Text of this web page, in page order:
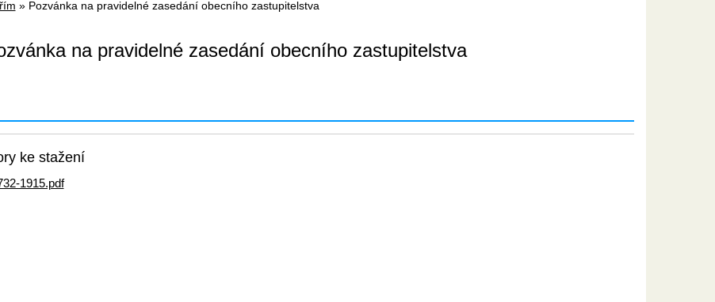
» Pozvánka na pravidelné zasedání obecního zastupitelstva
na pravidelné zasedání obecního zastupitelstva
ke stažení
1915.pdf